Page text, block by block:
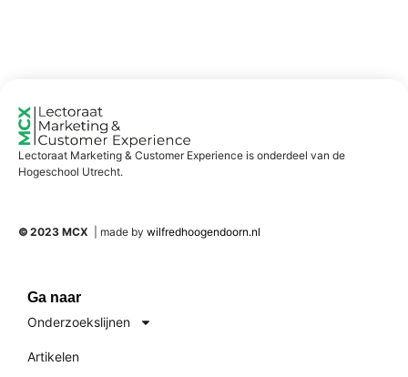
Lectoraat Marketing & Customer Experience is onderdeel van de
Hogeschool Utrecht.
© 2023 MCX | made by wilfredhoogendoorn.nl
Ga naar
Onderzoekslijnen
Artikelen